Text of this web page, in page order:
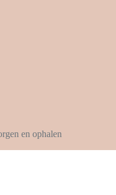
en ophalen